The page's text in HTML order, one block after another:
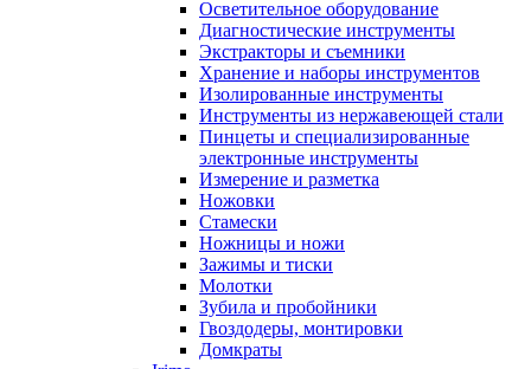
Осветительное оборудование
Диагностические инструменты
Экстракторы и съемники
Хранение и наборы инструментов
Изолированные инструменты
Инструменты из нержавеющей стали
Пинцеты и специализированные
электронные инструменты
Измерение и разметка
Ножовки
Стамески
Ножницы и ножи
Зажимы и тиски
Молотки
Зубила и пробойники
Гвоздодеры, монтировки
Домкраты